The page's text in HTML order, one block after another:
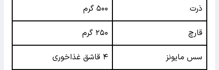
ذرت ۵۰۰ گرم
قارچ ۲۵۰ گرم
سس مایونز ۴ قاشق غذاخوری